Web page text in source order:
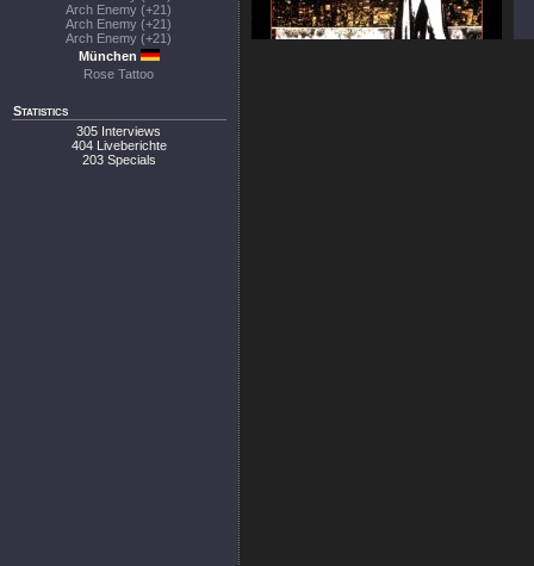
Arch Enemy (+21)
Arch Enemy (+21)
Arch Enemy (+21)
München
Rose Tattoo
Statistics
305 Interviews
404 Liveberichte
203 Specials